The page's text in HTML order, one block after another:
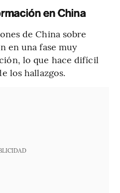
en China
de China sobre
en una fase muy
lo que hace difícil
los hallazgos.